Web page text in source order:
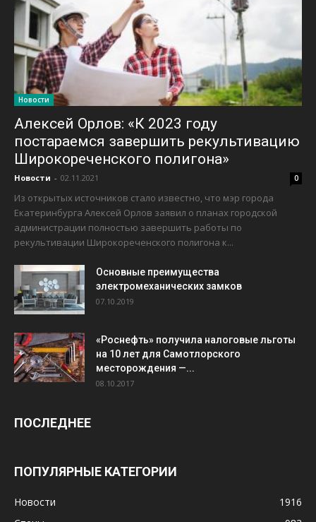
Новости
Алексей Орлов: «К 2023 году
постараемся завершить рекультивацию
Широкореченского полигона»
Новости - 02.11.2021 0
Из открытых источников стало известно, что мэр города
Екатеринбурга Алексей Орлов заявил о планах городской
администрации полностью завершить работы по
рекультивации Широкореченского полигона к...
Основные преимущества
электромеханических замков
07.10.2019
«Роснефть» получила налоговые льготы
на 10 лет для Самотлорского
месторождения —...
08.10.2017
ПОСЛЕДНЕЕ
ПОПУЛЯРНЫЕ КАТЕГОРИИ
Новости
1916